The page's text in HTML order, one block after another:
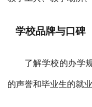
学校品牌与口碑
了解学校的办学
的声誉和毕业生的就业